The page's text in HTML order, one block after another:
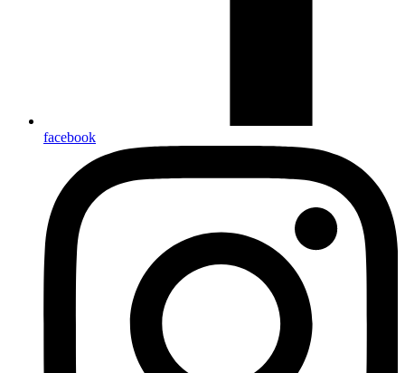
facebook